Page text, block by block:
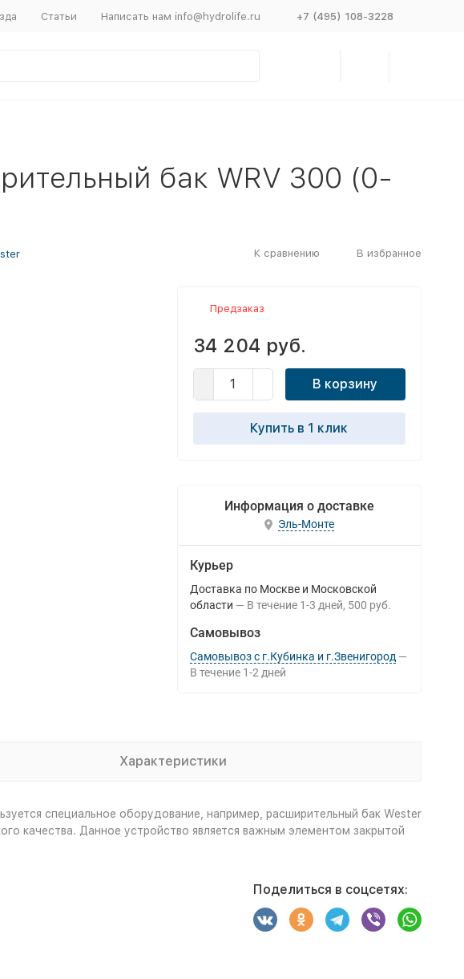
Статьи Написать нам info@hydrolife.ru +7 (495) 108-3228
бак WRV 300 (0-
К сравнению В избранное
Предзаказ
34 204 руб.
В корзину
Купить в 1 клик
Информация о доставке
Эль-Монте
Курьер
Доставка по Москве и Московской
области
В течение 1-3 дней 500 руб.
Самовывоз
Самовывоз с г.Кубинка и г.Звенигород
В течение 1-2 дней
Характеристики
специальное оборудование, например, расширительный бак Wester
качества. Данное устройство является важным элементом закрытой
Поделиться в соцсетях: